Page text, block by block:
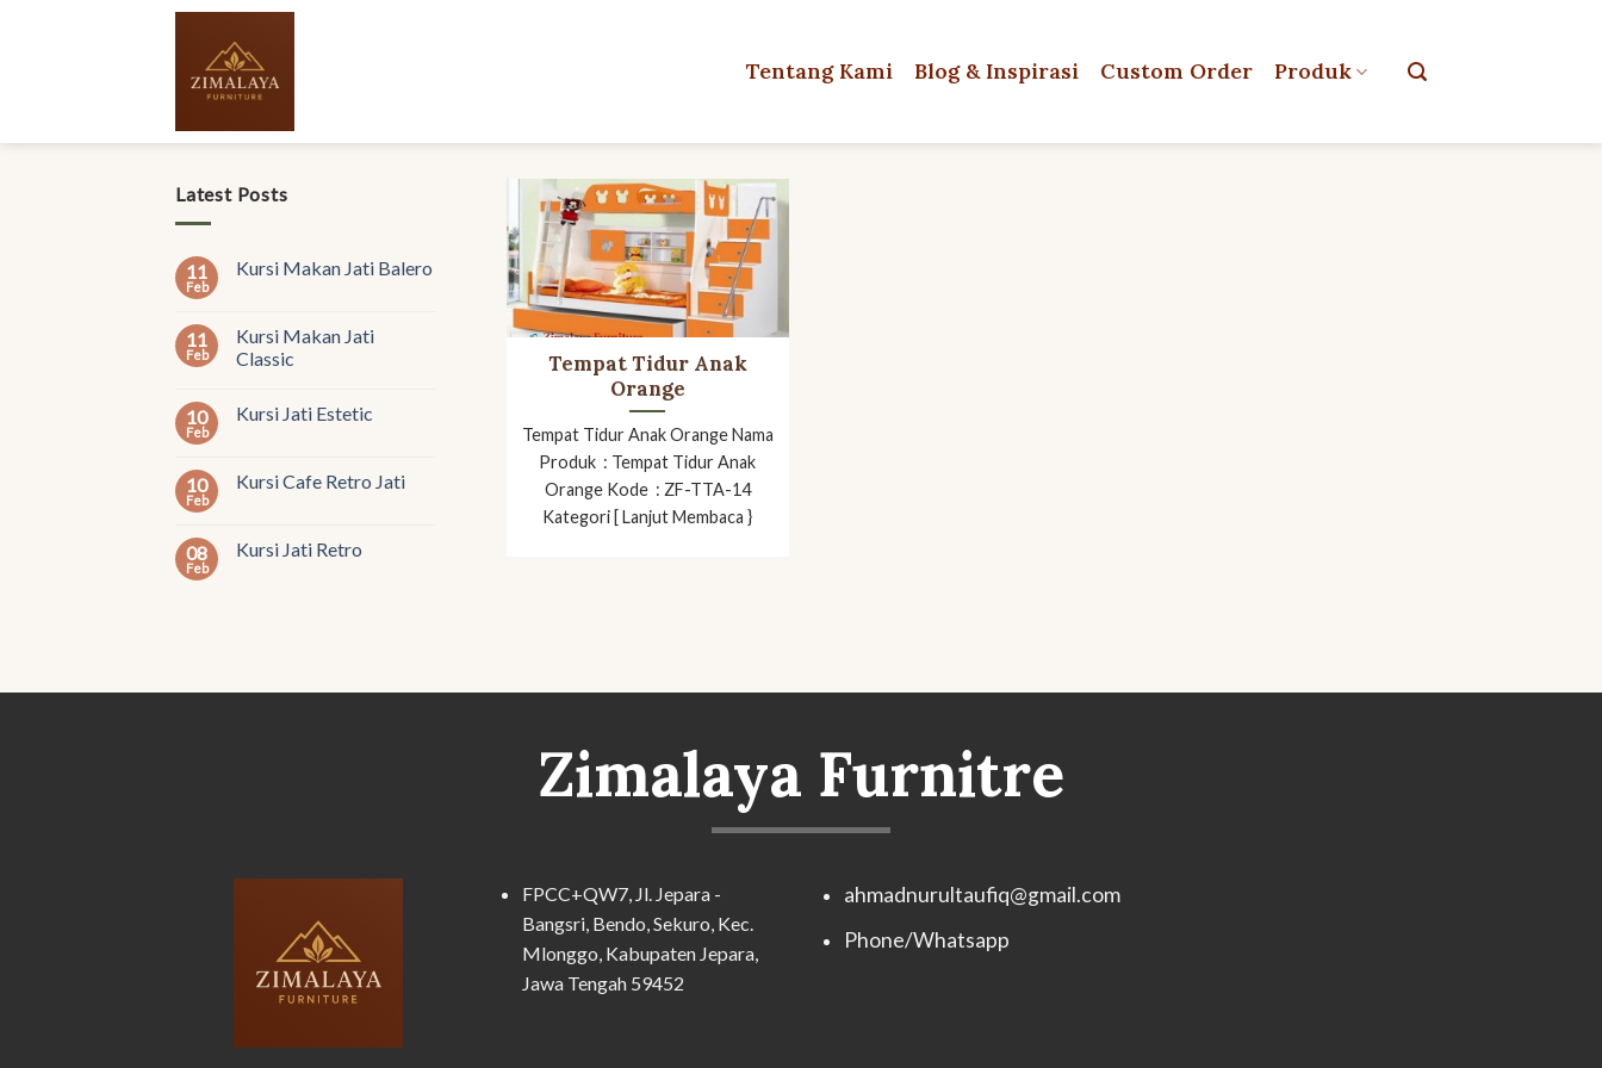
Tentang Kami Blog & Inspirasi Custom Order Produk
Latest Posts
11
Feb
Kursi Makan Jati Balero
11
Feb
Kursi Makan Jati
Classic
10
Feb
Kursi Jati Estetic
10
Feb
Kursi Cafe Retro Jati
08
Feb
Kursi Jati Retro
Tempat Tidur Anak
Orange
Tempat Tidur Anak Orange Nama
Produk : Tempat Tidur Anak
Orange Kode : ZF-TTA-14
Kategori [ Lanjut Membaca }
Zimalaya Furnitre
FPCC+QW7, Jl. Jepara -
Bangsri, Bendo, Sekuro, Kec.
Mlonggo, Kabupaten Jepara,
Jawa Tengah 59452
ahmadnurultaufiq@gmail.com
Phone/Whatsapp